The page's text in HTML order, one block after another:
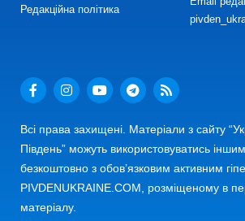
Редакційна політика
Всі права захищені. Матеріали з сайту
Південь” можуть використовуватись
безкоштовно з обов’язковим активним
PIVDENUKRAINE.COM, розміщеному в
матеріалу.